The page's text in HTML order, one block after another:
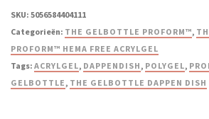
SKU: 5056584404111
Categorieën: THE GELBOTTLE PROFORM™,
PROFORM™ HEMA FREE ACRYLGEL
Tags: ACRYLGEL, DAPPENDISH, POLYGEL,
GELBOTTLE, THE GELBOTTLE DAPPEN DISH